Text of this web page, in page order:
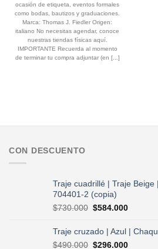
ocasión de etiqueta, eventos formales
como bodas, bautizos y graduaciones.
Marca: Thomas J. Fiedler Origen:
italiano No necesitas agendar, conoce
nuestras tiendas físicas aquí.
IMPORTANTE Recuerda al momento
de terminar tu compra adjuntar (en [...]
CON DESCUENTO
Traje cuadrillé | Traje Beige
704401-2 (copia)
$730.000 El
original
era:
$584.000El
actual
es:
Traje cruzado | Azul |
$490.000 El
$296.000El